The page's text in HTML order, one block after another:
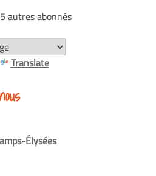
autres abonnés
Translate
Élysées